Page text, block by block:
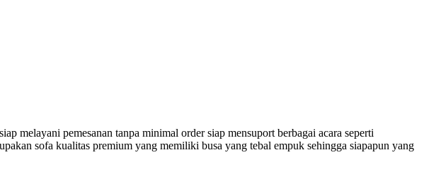
melayani pemesanan tanpa minimal order siap mensuport berbagai acara seperti
sofa kualitas premium yang memiliki busa yang tebal empuk sehingga siapapun yang